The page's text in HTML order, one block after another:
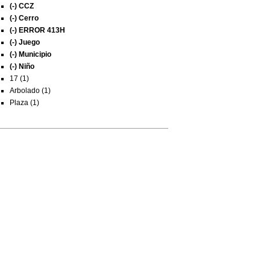
(-) CCZ
(-) Cerro
(-) ERROR 413H
(-) Juego
(-) Municipio
(-) Niño
17 (1)
Arbolado (1)
Plaza (1)